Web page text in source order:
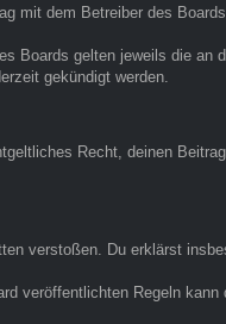
mit dem Betreiber des
Boards gelten jeweils die an
gekündigt werden.
Recht, deinen
verstoßen. Du erklärst
veröffentlichten Regeln